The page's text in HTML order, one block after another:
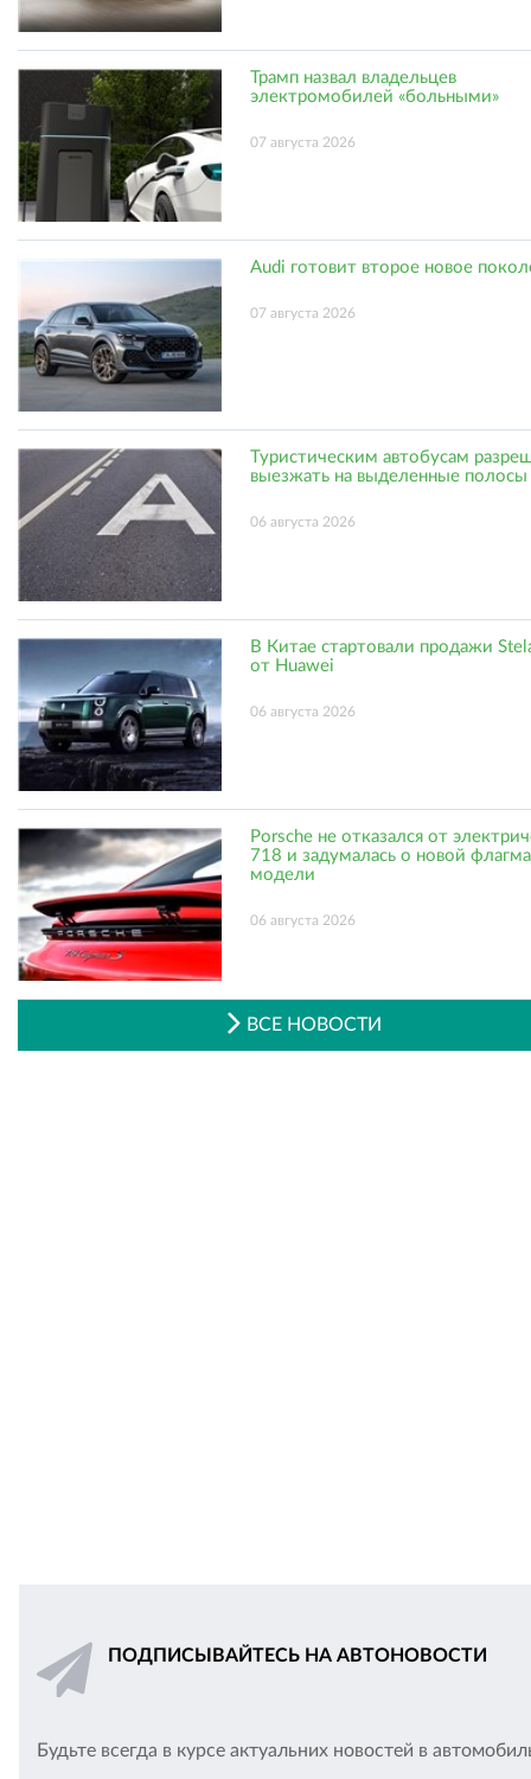
Трамп назвал владельцев
электромобилей «больными»
07 августа 2026
Audi готовит второе новое
07 августа 2026
Туристическим автобусам
выезжать на выделенные полосы
06 августа 2026
В Китае стартовали продажи
от Huawei
06 августа 2026
Porsche не отказался от
718 и задумалась о новой
модели
06 августа 2026
ВСЕ НОВОСТИ
ПОДПИСЫВАЙТЕСЬ НА АВТОНОВОСТИ
Будьте всегда в курсе актуальних новостей в